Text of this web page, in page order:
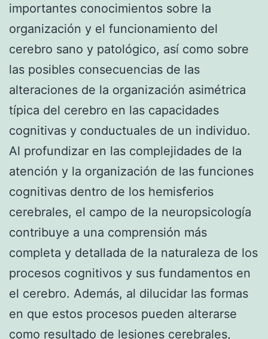
importantes conocimientos sobre la
organización y el funcionamiento del
cerebro sano y patológico, así como sobre
las posibles consecuencias de las
alteraciones de la organización asimétrica
típica del cerebro en las capacidades
cognitivas y conductuales de un individuo.
Al profundizar en las complejidades de la
atención y la organización de las funciones
cognitivas dentro de los hemisferios
cerebrales, el campo de la neuropsicología
contribuye a una comprensión más
completa y detallada de la naturaleza de los
procesos cognitivos y sus fundamentos en
el cerebro. Además, al dilucidar las formas
en que estos procesos pueden alterarse
como resultado de lesiones cerebrales,